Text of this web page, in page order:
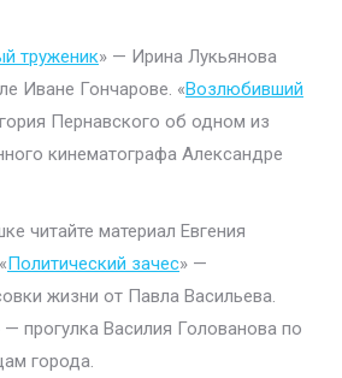
труженик» — Ирина Лукьянова
Иване Гончарове. «Возлюбивший
Пернавского об одном из
кинематографа Александре
читайте материал Евгения
Политический зачес» —
жизни от Павла Васильева.
— прогулка Василия Голованова по
города.